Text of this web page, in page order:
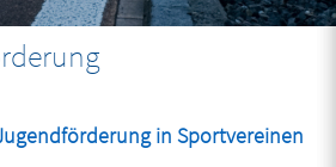
in Sportvereinen